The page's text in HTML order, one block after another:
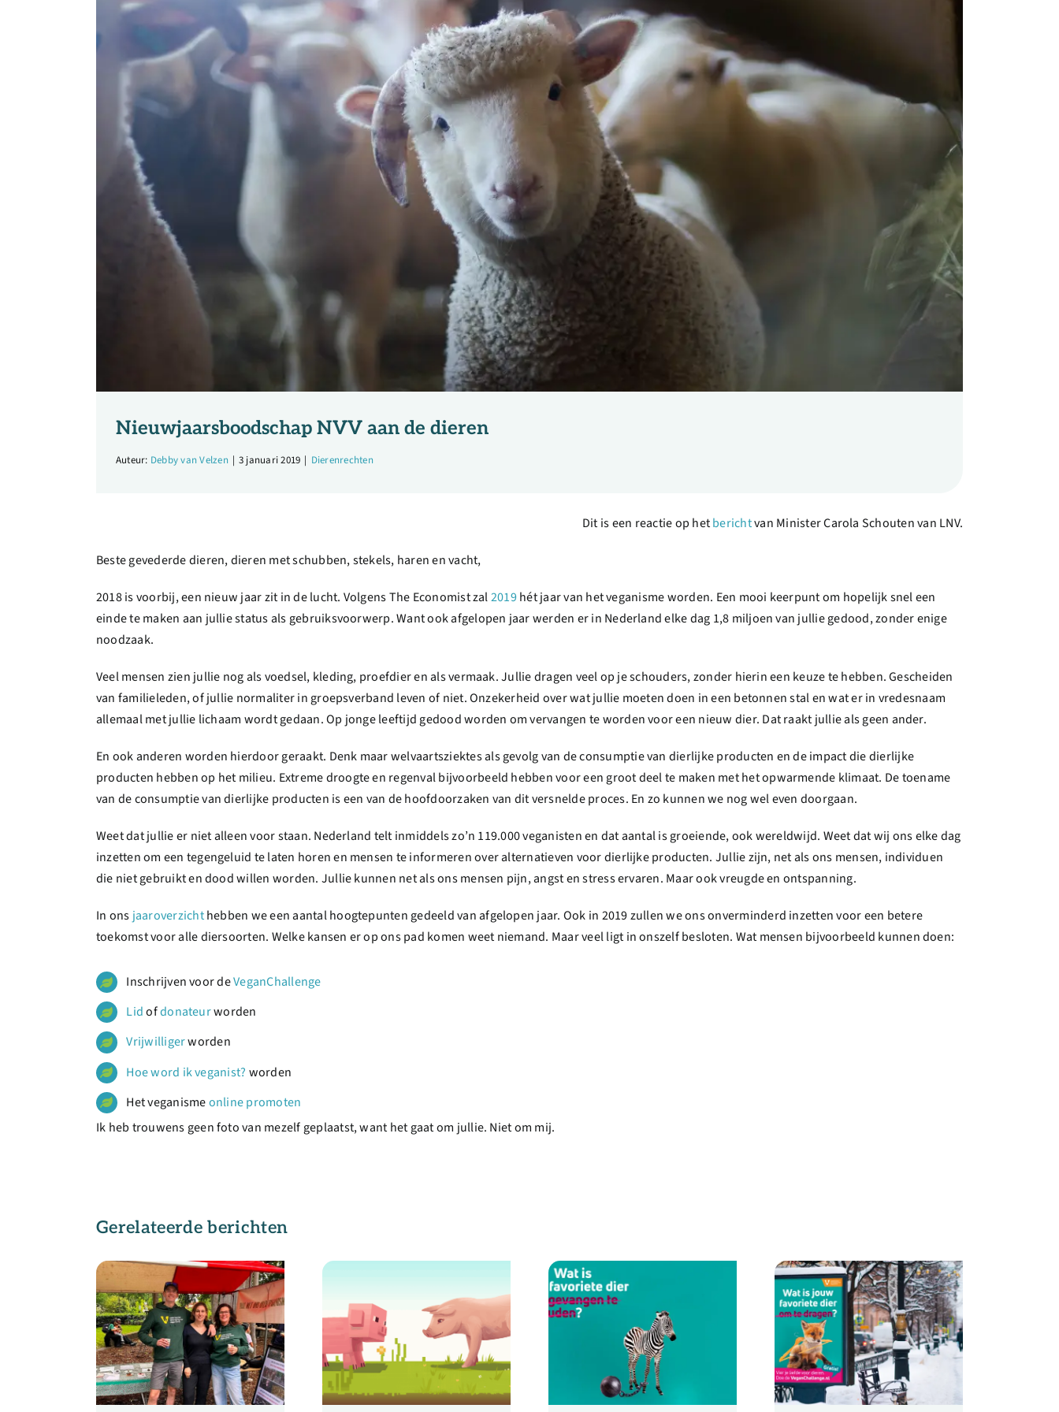
Nieuwjaarsboodschap NVV aan de dieren
Auteur: Debby van Velzen | 3 januari 2019 | Dierenrechten
Dit is een reactie op hetberichtvan Minister Carola Schouten van LNV.
Beste gevederde dieren, dieren met schubben, stekels, haren en vacht,
2018 is voorbij, een nieuw jaar zit in de lucht. Volgens The Economist zal2019hét jaar van het veganisme worden. Een mooi keerpunt om hopelijk snel een
einde te maken aan jullie status als gebruiksvoorwerp. Want ook afgelopen jaar werden er in Nederland elke dag 1,8 miljoen van jullie gedood, zonder enige
noodzaak.
Veel mensen zien jullie nog als voedsel, kleding, proefdier en als vermaak. Jullie dragen veel op je schouders, zonder hierin een keuze te hebben. Gescheiden
van familieleden, of jullie normaliter in groepsverband leven of niet. Onzekerheid over wat jullie moeten doen in een betonnen stal en wat er in vredesnaam
allemaal met jullie lichaam wordt gedaan. Op jonge leeftijd gedood worden om vervangen te worden voor een nieuw dier. Dat raakt jullie als geen ander.
En ook anderen worden hierdoor geraakt. Denk maar welvaartsziektes als gevolg van de consumptie van dierlijke producten en de impact die dierlijke
producten hebben op het milieu. Extreme droogte en regenval bijvoorbeeld hebben voor een groot deel te maken met het opwarmende klimaat. De toename
van de consumptie van dierlijke producten is een van de hoofdoorzaken van dit versnelde proces. En zo kunnen we nog wel even doorgaan.
Weet dat jullie er niet alleen voor staan. Nederland telt inmiddels zo’n 119.000 veganisten en dat aantal is groeiende, ook wereldwijd. Weet dat wij ons elke dag
inzetten om een tegengeluid te laten horen en mensen te informeren over alternatieven voor dierlijke producten. Jullie zijn, net als ons mensen, individuen
die niet gebruikt en dood willen worden. Jullie kunnen net als ons mensen pijn, angst en stress ervaren. Maar ook vreugde en ontspanning.
In ons jaaroverzichthebben we een aantal hoogtepunten gedeeld van afgelopen jaar. Ook in 2019 zullen we ons onverminderd inzetten voor een betere
toekomst voor alle diersoorten. Welke kansen er op ons pad komen weet niemand. Maar veel ligt in onszelf besloten. Wat mensen bijvoorbeeld kunnen doen:
Inschrijven voor deVeganChallenge
Lidofdonateurworden
Vrijwilligerworden
Hoe word ik veganist? worden
Het veganismeonline promoten
Ik heb trouwens geen foto van mezelf geplaatst, want het gaat om jullie. Niet om mij.
Gerelateerde berichten